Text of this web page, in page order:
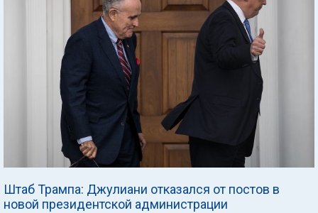
Штаб Трампа: Джулиани отказался от постов в
новой президентской администрации